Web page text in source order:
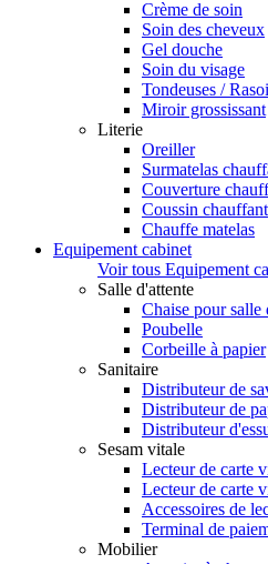
Crème de soin
Soin des cheveux
Gel douche
Soin du visage
Tondeuses /
Miroir grossissant
Literie
Oreiller
Surmatelas
Couverture
Coussin chauffant
Chauffe matelas
Equipement cabinet
Voir tous Equipement
Salle d'attente
Chaise pour salle
Poubelle
Corbeille à papier
Sanitaire
Distributeur de
Distributeur de
Distributeur
Sesam vitale
Lecteur de carte
Lecteur de carte
Accessoires de
Terminal de
Mobilier